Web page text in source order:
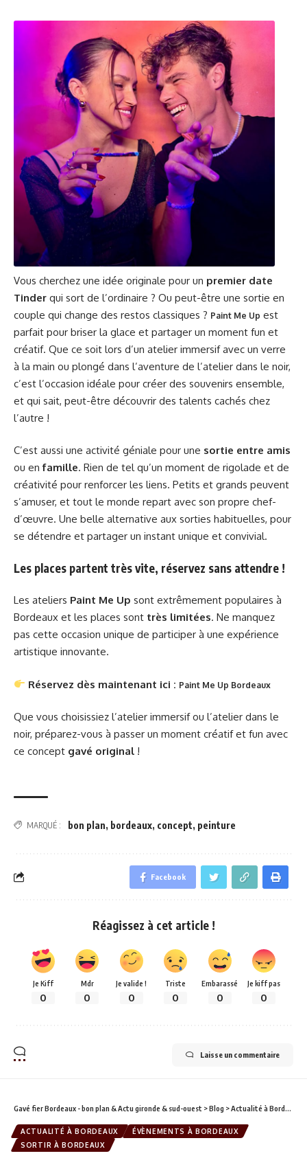
Vous cherchez une idée originale pour un premier date
Tinder qui sort de l’ordinaire ? Ou peut-être une sortie en
couple qui change des restos classiques ? Paint Me Up est
parfait pour briser la glace et partager un moment fun et
créatif. Que ce soit lors d’un atelier immersif avec un verre
à la main ou plongé dans l’aventure de l’atelier dans le noir,
c’est l’occasion idéale pour créer des souvenirs ensemble,
et qui sait, peut-être découvrir des talents cachés chez
l’autre !
C’est aussi une activité géniale pour une sortie entre amis
ou enfamille. Rien de tel qu’un moment de rigolade et de
créativité pour renforcer les liens. Petits et grands peuvent
s’amuser, et tout le monde repart avec son propre chef-
d’œuvre. Une belle alternative aux sorties habituelles, pour
se détendre et partager un instant unique et convivial.
Les places partent très vite, réservez sans attendre !
Les ateliers Paint Me Up sont extrêmement populaires à
Bordeaux et les places sont très limitées. Ne manquez
pas cette occasion unique de participer à une expérience
artistique innovante.
Réservez dès maintenant ici : Paint Me Up Bordeaux
Que vous choisissiez l’atelier immersif ou l’atelier dans le
noir, préparez-vous à passer un moment créatif et fun avec
ce concept gavé original !
MARQUÉ : bon plan, bordeaux, concept, peinture
Facebook
Réagissez à cet article !
Je Kiff
0
Mdr
0
Je valide !
0
Triste
0
Embarassé
0
Je kiff pas
0
Laisse un commentaire
Gavé fier Bordeaux - bon plan & Actu gironde & sud-ouest >Blog >Actualité à Bordeaux
ACTUALITÉ À BORDEAUX
ÉVÈNEMENTS À BORDEAUX
SORTIR À BORDEAUX